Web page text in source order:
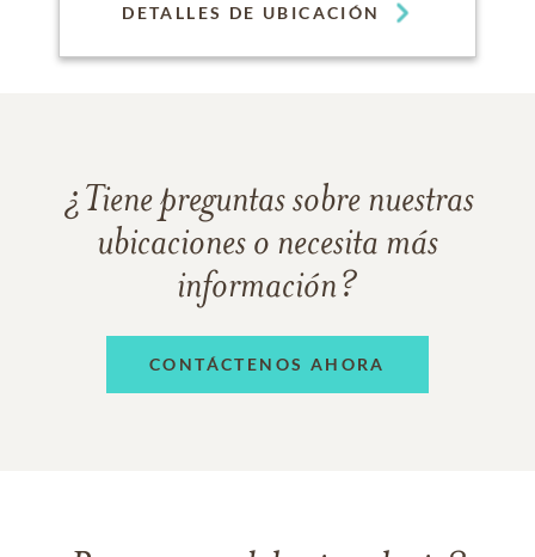
DETALLES DE UBICACIÓN
¿Tiene preguntas sobre nuestras
ubicaciones o necesita más
información?
CONTÁCTENOS AHORA